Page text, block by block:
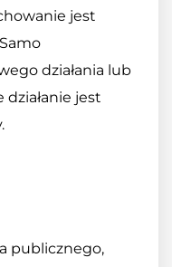
jest
działania lub
jest
publicznego,